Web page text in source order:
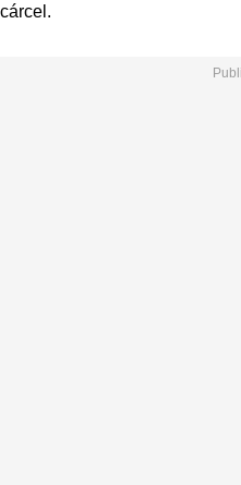
cárcel.